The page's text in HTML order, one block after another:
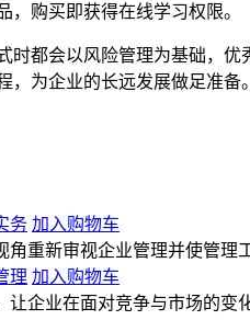
，购买即获得在线学习权限。
时都会以风险管理为基础，
，为企业的长远发展做足准备
务 加入购物车
角重新审视企业管理并使管理
理 加入购物车
让企业在面对竞争与市场的变